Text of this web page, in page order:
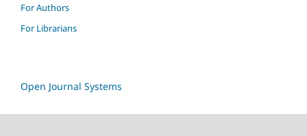
For Authors
For Librarians
Open Journal Systems